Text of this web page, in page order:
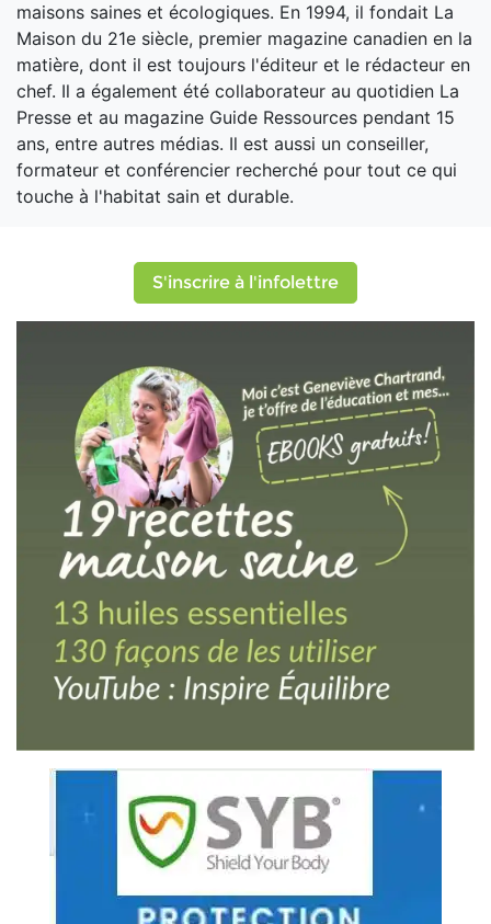
maisons saines et écologiques. En 1994, il fondait La
Maison du 21e siècle, premier magazine canadien en la
matière, dont il est toujours l'éditeur et le rédacteur en
chef. Il a également été collaborateur au quotidien La
Presse et au magazine Guide Ressources pendant 15
ans, entre autres médias. Il est aussi un conseiller,
formateur et conférencier recherché pour tout ce qui
touche à l'habitat sain et durable.
S'inscrire à l'infolettre